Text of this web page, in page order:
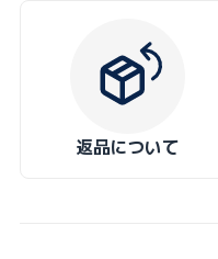
返品について